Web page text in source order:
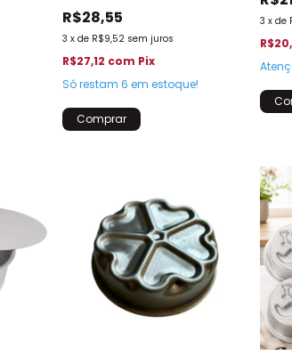
R$28,55
3 x de R$9,52 sem juros
R$27,12 com Pix
Só restam 6 em estoque!
3 xde